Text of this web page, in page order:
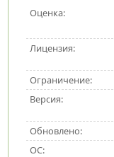
Оценка:
Лицензия:
Ограничение:
Версия:
Обновлено:
ОС: